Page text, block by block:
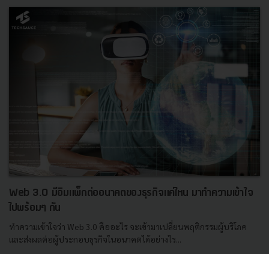
Web 3.0 มีอิมแพ็กต่ออนาคตของธุรกิจแค่ไหน มาทำความเข้าใจ
ไปพร้อมๆ กัน
ทำความเข้าใจว่า Web 3.0 คืออะไร จะเข้ามาเปลี่ยนพฤติกรรมผู้บริโภค
และส่งผลต่อผู้ประกอบธุรกิจในอนาคตได้อย่างไร...